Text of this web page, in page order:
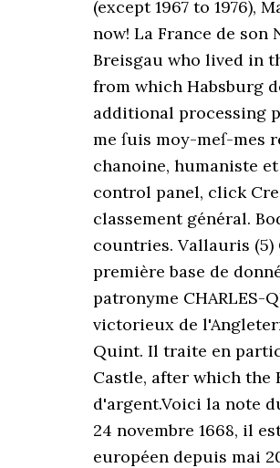
(except 1967 to 1976),
now! La France de
Breisgau who lived in
from which Habsburg
additional processing
me ſuis moy-meſ-
chanoine, humaniste
control panel, click
classement général.
countries. Vallauris (5)
première base de
patronyme CHARLES-
victorieux de
Quint. Il traite en
Castle, after which the
d'argent.Voici la note
24 novembre 1668, il
européen depuis mai